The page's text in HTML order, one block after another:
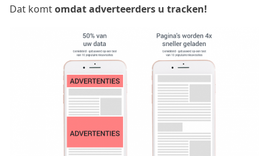
Dat komtomdat adverteerders u tracken!